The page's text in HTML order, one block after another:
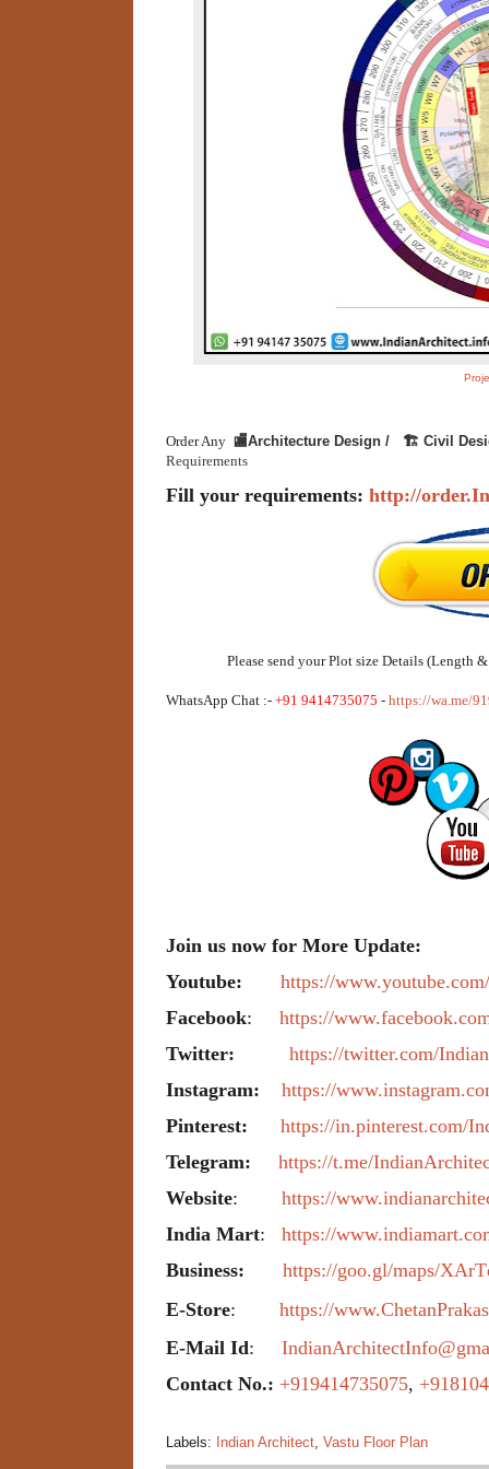
Order Any 🏬Architecture Design /
🏗 Civil
Requirements
Fill your requirements: http://
Please send your Plot size Details (Length
WhatsApp Chat :- +91 9414735075 - https://wa.me/
Join us now for More Update:
Youtube: https://
Facebook: https://
Twitter: https://twitter.com/
Instagram:
https://
Pinterest: https://in.pinterest.com/
Telegram:
https://t.me/
Website: https://
India Mart: https://
Business:
https://goo.gl/maps/
E-Store:
https://
E-Mail Id:
Contact No.: +919414735075,
Labels: Indian Architect Vastu Floor Plan